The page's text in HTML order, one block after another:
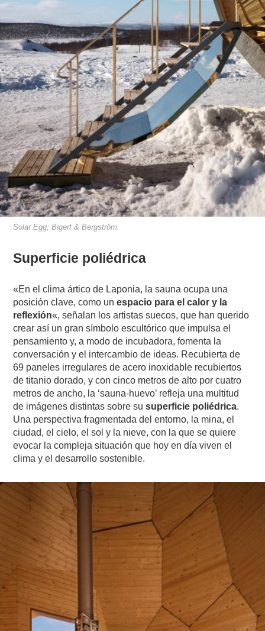
Solar Egg, Bigert & Bergström.
Superficie poliédrica
«En el clima ártico de Laponia, la sauna ocupa una
posición clave, como unespacio para el calor y la
reflexión«, señalan los artistas suecos, que han querido
crear así un gran símbolo escultórico que impulsa el
pensamiento y, a modo de incubadora, fomenta la
conversación y el intercambio de ideas. Recubierta de
69 paneles irregulares de acero inoxidable recubiertos
de titanio dorado, y con cinco metros de alto por cuatro
metros de ancho, la ‘sauna-huevo’ refleja una multitud
de imágenes distintas sobre susuperficie poliédrica.
Una perspectiva fragmentada del entorno, la mina, el
ciudad, el cielo, el sol y la nieve, con la que se quiere
evocar la compleja situación que hoy en día viven el
clima y el desarrollo sostenible.